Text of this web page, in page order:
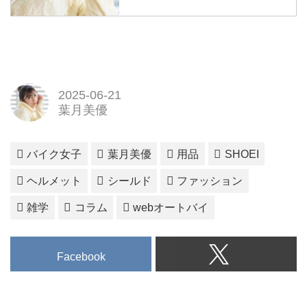
2025-06-21
葉月美優
バイク女子 葉月美優 用品 SHOEI
ヘルメット シールド ファッション
雑学 コラム webオートバイ
Facebook